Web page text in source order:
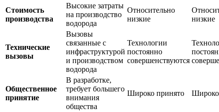
Стоимость
производства
Высокие затраты
на производство
водорода
Относительно
низкие
низкие
Технические
вызовы
Вызовы
связанные с
инфраструктурой
и производством
водорода
Технологии
постоянно
совершенствуются
Общественное
принятие
В разработке,
требует большего
внимания
общества
Широко принято Широко